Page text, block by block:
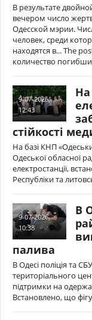
В результате
вечером число
Одесской мэрии.
человек, среди
находятся в... The
количество
9-07-2026,
12:43
стійкості
На базі КНП
Одеської обласної
електростанції,
Республіки та
9-07-2026,
10:38
В
палива
В Одесі поліція та
територіального
підтримки на
Встановлено, що